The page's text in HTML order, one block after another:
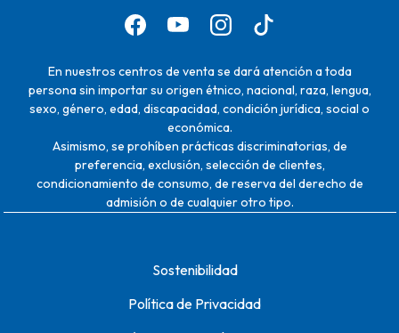
En nuestros centros de venta se dará atención a toda
persona sin importar su origen étnico, nacional, raza, lengua,
sexo, género, edad, discapacidad, condición jurídica, social o
económica.
Asimismo, se prohíben prácticas discriminatorias, de
preferencia, exclusión, selección de clientes,
condicionamiento de consumo, de reserva del derecho de
admisión o de cualquier otro tipo.
Sostenibilidad
Política de Privacidad